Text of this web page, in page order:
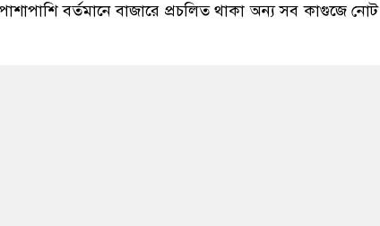
বর্তমানে বাজারে প্রচলিত থাকা অন্য সব কাগুজে নোট